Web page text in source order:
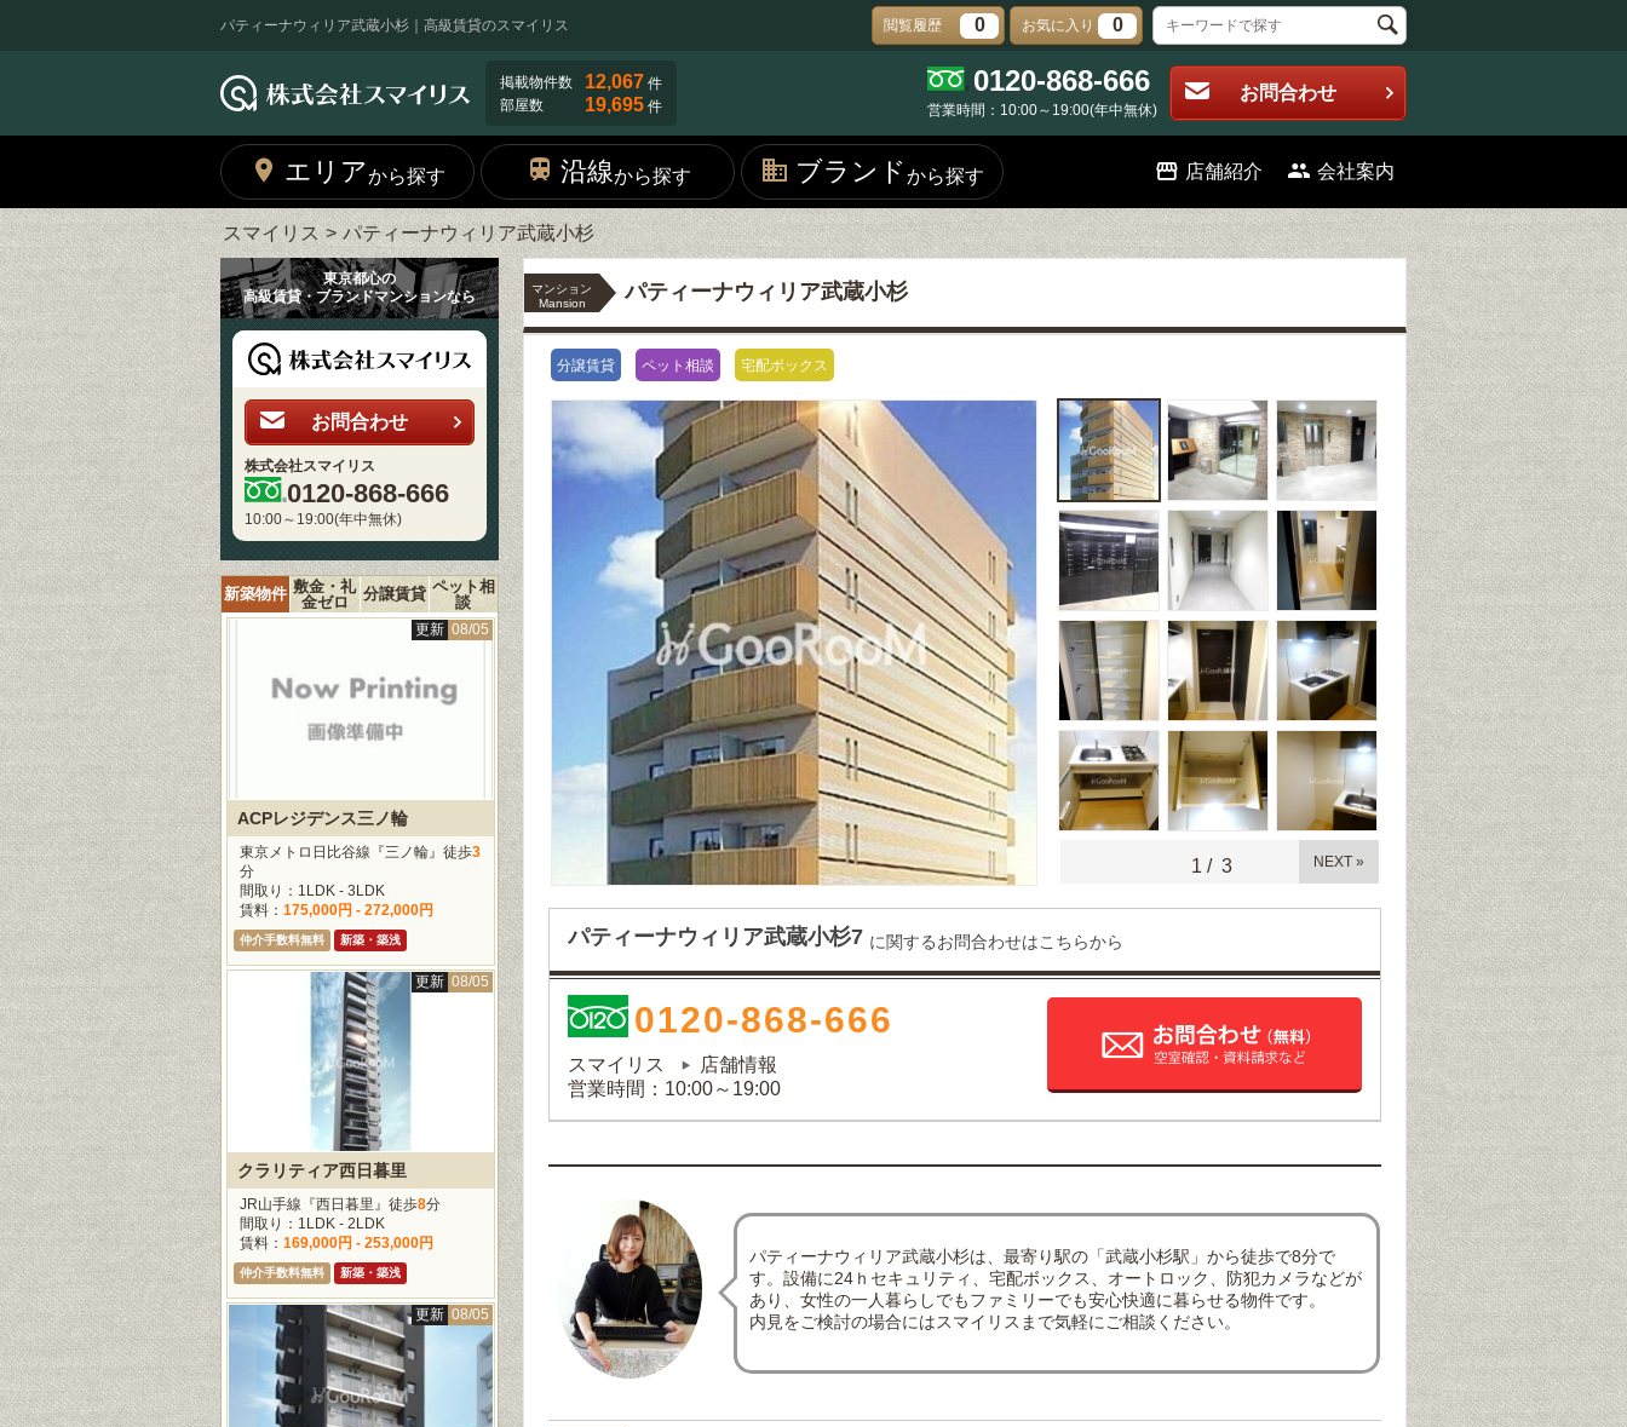
パティーナウィリア武蔵小杉｜高級賃貸のスマイリス 閲覧履歴 0 お気に入り 0
掲載物件数 12,067 件
部屋数
19,695 件
0120-868-666
営業時間：10:00～19:00(年中無休)
お問合わせ
エリアから探す 沿線から探す ブランド から探す 店舗紹介 会社案内
スマイリス パティーナウィリア武蔵小杉
マンション
Mansion
パティーナウィリア武蔵小杉
分譲賃貸 ペット相談 宅配ボックス
1 / 3 NEXT »
パティーナウィリア武蔵小杉7 に関するお問合わせはこちらから
0120-868-666
スマイリス
店舗情報
営業時間：10:00～19:00
パティーナウィリア武蔵小杉は、最寄り駅の「武蔵小杉駅」から徒歩で8分で
す。設備に24ｈセキュリティ、宅配ボックス、オートロック、防犯カメラなどが
あり、女性の一人暮らしでもファミリーでも安心快適に暮らせる物件です。
内見をご検討の場合にはスマイリスまで気軽にご相談ください。
東京都心の
高級賃貸・ブランドマンションなら
お問合わせ
株式会社スマイリス
0120-868-666
10:00～19:00(年中無休)
新築物件 敷金・礼
金ゼロ
分譲賃貸 ペット相
談
更新 08/05
ACPレジデンス三ノ輪
東京メトロ日比谷線『三ノ輪』徒歩3
分
間取り：1LDK - 3LDK
賃料： 175,000円 - 272,000円
仲介手数料無料 新築・築浅
更新 08/05
クラリティア西日暮里
JR山手線『西日暮里』徒歩8分
間取り：1LDK - 2LDK
賃料： 169,000円 - 253,000円
仲介手数料無料 新築・築浅
更新 08/05